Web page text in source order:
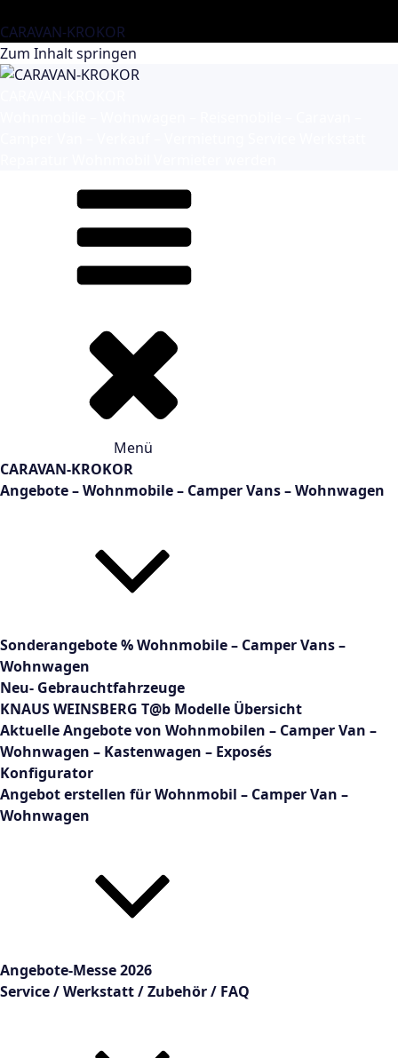
CARAVAN-KROKOR
Zum Inhalt springen
Menü
CARAVAN-KROKOR
Angebote – Wohnmobile – Camper Vans – Wohnwagen
Sonderangebote % Wohnmobile – Camper Vans –
Wohnwagen
Neu- Gebrauchtfahrzeuge
KNAUS WEINSBERG T@b Modelle Übersicht
Aktuelle Angebote von Wohnmobilen – Camper Van –
Wohnwagen – Kastenwagen – Exposés
Konfigurator
Angebot erstellen für Wohnmobil – Camper Van –
Wohnwagen
Angebote-Messe 2026
Service / Werkstatt / Zubehör / FAQ